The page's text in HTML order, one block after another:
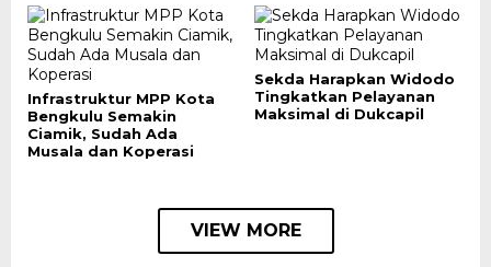
Infrastruktur MPP Kota
Bengkulu Semakin
Ciamik, Sudah Ada
Musala dan Koperasi
Sekda Harapkan Widodo
Tingkatkan Pelayanan
Maksimal di Dukcapil
VIEW MORE